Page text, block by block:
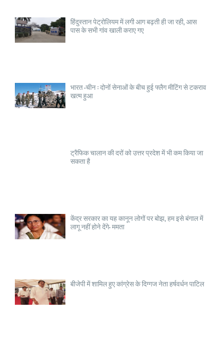
हिंदुस्तान पेट्रोलियम में लगी आग बढ़ती ही जा रही, आस
पास के सभी गांव खाली कराए गए
भारत -चीन : दोनों सेनाओं के बीच हुई फ्लैग मीटिंग से टकराव
खत्म हुआ
ट्रैफिक चालान की दरों को उत्तर प्रदेश में भी कम किया जा
सकता है
केंद्र सरकार का यह कानून लोगों पर बोझ, हम इसे बंगाल में
लागू नहीं होने देंगे- ममता
बीजेपी में शामिल हुए कांग्रेस के दिग्गज नेता हर्षवर्धन पाटिल